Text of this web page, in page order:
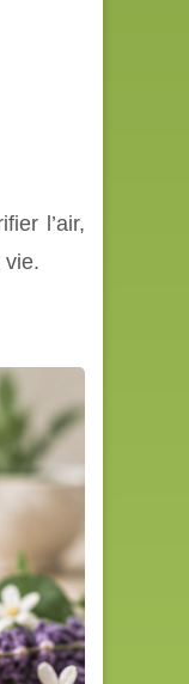
l’air,
vie.